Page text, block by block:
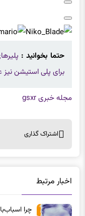
حتما بخوانید :
برای پلی استیشن
مجله خبری gsxr
اشتراک گذاری
اخبار مرتبط
چرا